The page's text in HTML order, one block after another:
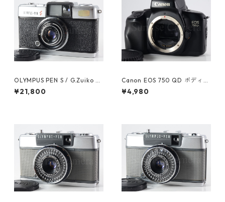
OLYMPUS PEN S / G.Zuiko 3c
m F2.8 オーバーホール済 オリ
ンパス (60341)
¥21,800
Canon EOS 750 QD ボディ
キヤノン 初心者 フィルムカメ
ラ (61136)
¥4,980